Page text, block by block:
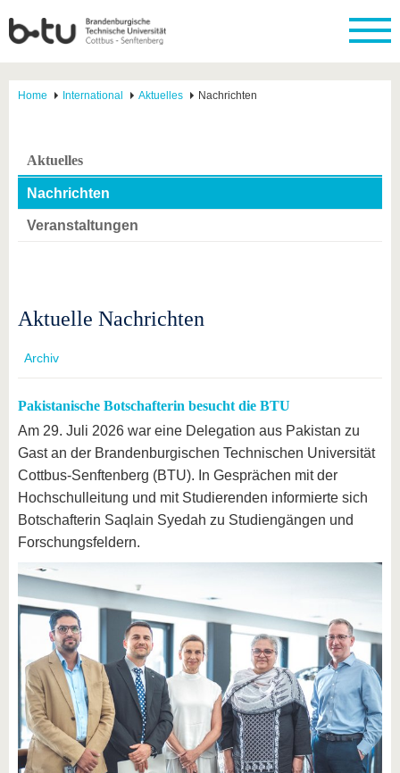
Home International Aktuelles Nachrichten
Aktuelles
Nachrichten
Veranstaltungen
Aktuelle Nachrichten
Archiv
Pakistanische Botschafterin besucht die BTU
Am 29. Juli 2026 war eine Delegation aus Pakistan zu
Gast an der Brandenburgischen Technischen Universität
Cottbus-Senftenberg (BTU). In Gesprächen mit der
Hochschulleitung und mit Studierenden informierte sich
Botschafterin Saqlain Syedah zu Studiengängen und
Forschungsfeldern.